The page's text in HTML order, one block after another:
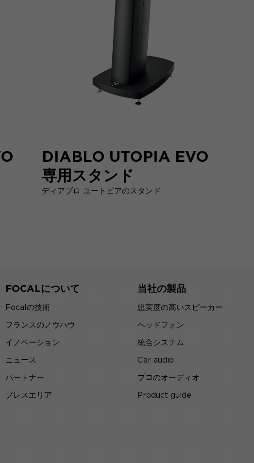
DIABLO UTOPIA EVO
専用スタンド
ディアブロ ユートピアのスタンド
FOCALについて
Focalの技術
フランスのノウハウ
イノベーション
ニュース
パートナー
プレスエリア
当社の製品
忠実度の高いスピーカー
ヘッドフォン
統合システム
Car audio
プロのオーディオ
Product guide